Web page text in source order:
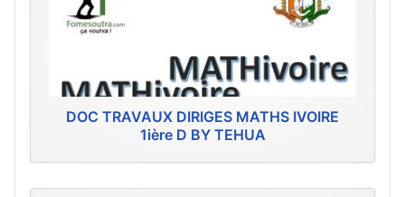
DOC TRAVAUX DIRIGES MATHS IVOIRE
1ière D BY TEHUA